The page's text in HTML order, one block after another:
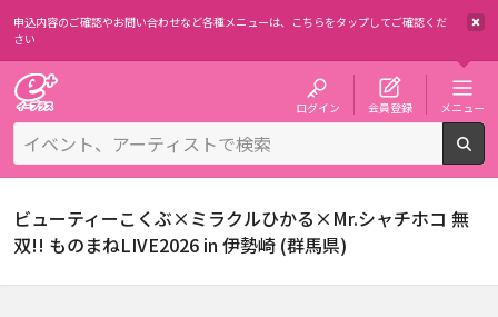
申込内容のご確認やお問い合わせなど各種メニューは、 こちらをタップしてご確認くだ
さい
ログイン 会員登録 メニュー
ビューティーこくぶ×ミラクルひかる×Mr.シャチホコ 無
双!! ものまねLIVE2026 in 伊勢崎 (群馬県)